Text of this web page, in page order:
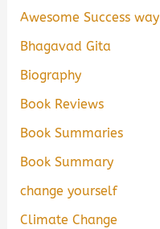
Awesome Success way
Bhagavad Gita
Biography
Book Reviews
Book Summaries
Book Summary
change yourself
Climate Change